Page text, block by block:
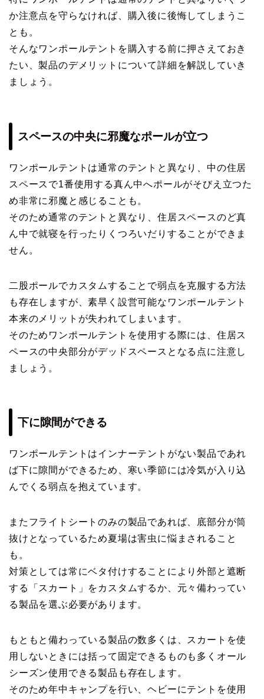
か注意点を守らなければ、購入後に後悔してしまうこ
とも。
そんなワンポールテントを購入する前に押さえておき
たい、製品のデメリットについて詳細を解説していき
ましょう。
スペースの中央に邪魔なポールが立つ
ワンポールテントは通常のテントと異なり、中の住居
スペースで1番使用する真ん中へポールがそびえ立つた
め非常に邪魔と感じることも。
そのため通常のテントと異なり、住居スペースのど真
ん中で就寝を行ったりくつろいだりすることができま
せん。
二股ポールでカスタムすることで弱点を克服する方法
も存在しますが、素早く設営可能なワンポールテント
本来のメリットが失われてしまいます。
そのためワンポールテントを使用する際には、住居ス
ペースの中央部分がデッドスペースとなる点に注意し
ましょう。
下に隙間ができる
ワンポールテントはインナーテントがない製品であれ
ば下に隙間ができるため、寒い季節には冷気が入り込
んでくる弱点を抱えています。
またフライトシートのみの製品であれば、底部分が筒
抜けとなっているため夏場は害虫に悩まされること
も。
対策としては常にベタ付けすることにより外部と遮断
する「スカート」をカスタムするか、元々備わってい
る製品を選ぶ必要があります。
もともと備わっている製品の数多くは、スカートを使
用しないときには括って固定できるものも多くオール
シーズン使用できる製品も存在します。
そのため年中キャンプを行い、ヘビーにテントを使用